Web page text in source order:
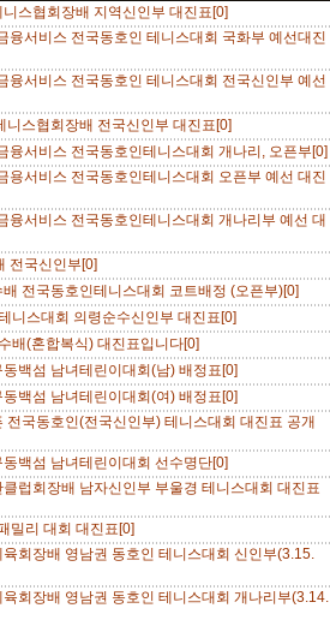
스협회장배 지역신인부 대진표[0]
융서비스 전국동호인 테니스대회 국화부 예선대진
융서비스 전국동호인 테니스대회 전국신인부 예선
니스협회장배 전국신인부 대진표[0]
융서비스 전국동호인테니스대회 개나리, 오픈부[0]
용서비스 전국동호인테니스대회 오픈부 예선 대진
융서비스 전국동호인테니스대회 개나리부 예선 대
전국신인부[0]
전국동호인테니스대회 코트배정 (오픈부)[0]
니스대회 의령순수신인부 대진표[0]
배(혼합복식) 대진표입니다[0]
백섬 남녀테린이대회(남) 배정표[0]
백섬 남녀테린이대회(여) 배정표[0]
전국동호인(전국신인부) 테니스대회 대진표 공개
백섬 남녀테린이대회 선수명단[0]
럽회장배 남자신인부 부울경 테니스대회 대진표
밀리 대회 대진표[0]
회장배 영남권 동호인 테니스대회 신인부(3.15.
회장배 영남권 동호인 테니스대회 개나리부(3.14.